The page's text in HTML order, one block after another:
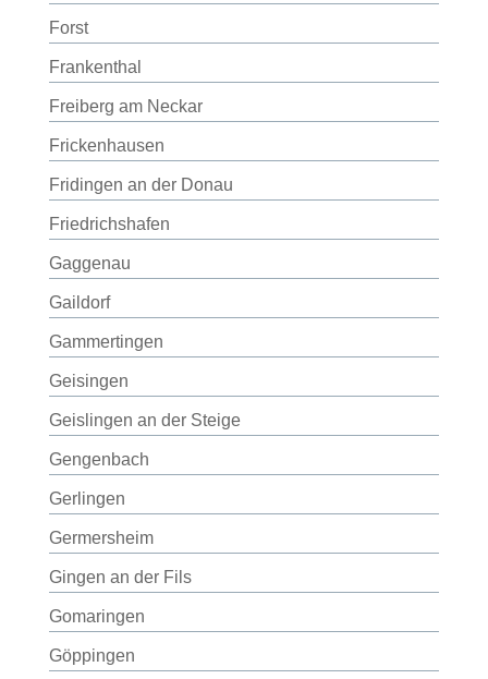
Forst
Frankenthal
Freiberg am Neckar
Frickenhausen
Fridingen an der Donau
Friedrichshafen
Gaggenau
Gaildorf
Gammertingen
Geisingen
Geislingen an der Steige
Gengenbach
Gerlingen
Germersheim
Gingen an der Fils
Gomaringen
Göppingen